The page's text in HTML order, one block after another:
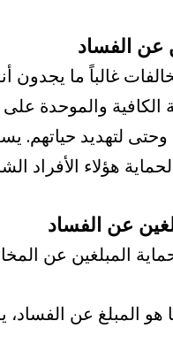
عن الفساد
غالباً ما يجدون
الكافية والموحدة
وحتى لتهديد حياتهم.
عن الفساد
المبلغ عن